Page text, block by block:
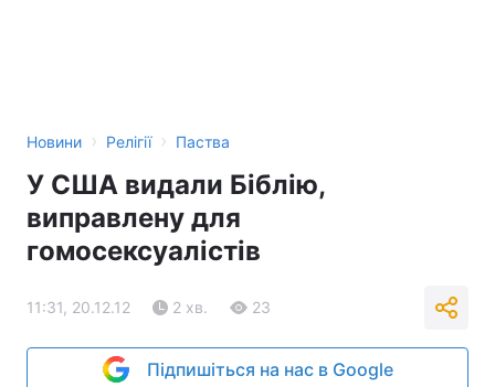
Новини › Релігії › Паства
У США видали Біблію,
виправлену для
гомосексуалістів
11:31, 20.12.12 2 хв. 23
Підпишіться на нас в Google